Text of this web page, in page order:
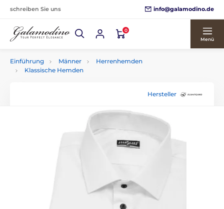
schreiben Sie uns info@galamodino.de
0
Menü
Einführung Männer
Herrenhemden
Klassische Hemden
Hersteller